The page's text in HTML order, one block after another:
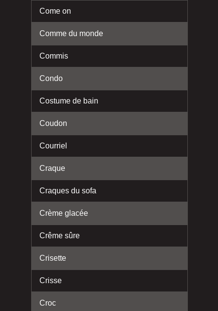
Come on
Comme du monde
Commis
Condo
Costume de bain
Coudon
Courriel
Craque
Craques du sofa
Crème glacée
Crême sûre
Crisette
Crisse
Croc